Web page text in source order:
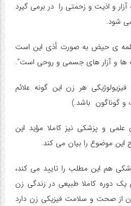
و اذیت و زحمتی را در برمی گیرد
شود.
کلمه ی حیض به صورت أذی این است
و آزار های جسمی و روحی است".
هر زن این گونه علائم
و گوناگون باشد.)
علمی و پزشکی نیز کاملا مؤید این
موضوع را بیان می کند.
هم این مطلب را تایید می کند،
دوره کاملا طبیعی در زندگی زن
از صحت و سلامت فیزیکی زن دارد